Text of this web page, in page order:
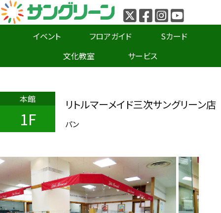
イベント フロアガイド
Sカード
文化教室
サービス
本館
1F
リトルマーメイド三次サングリーン店
パン